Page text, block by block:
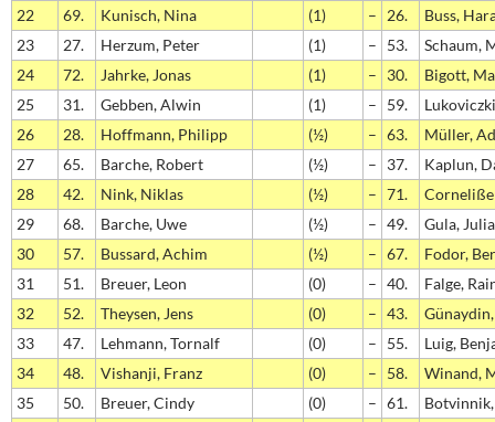
22 69. Kunisch, Nina (1) – 26.
Buss,
23
27. Herzum, Peter (1) – 53.
Schaum,
24
72. Jahrke, Jonas (1) – 30.
Bigott,
25
31. Gebben, Alwin (1) – 59.
26
28. Hoffmann, Philipp (½) – 63.
Müller,
27
65. Barche, Robert (½) – 37.
Kaplun,
28
42. Nink, Niklas (½) – 71.
29
68. Barche, Uwe (½) – 49.
Gula,
30
57. Bussard, Achim (½) – 67.
Fodor,
31
51. Breuer, Leon (0) – 40.
Falge,
32
52. Theysen, Jens (0) – 43.
33
47. Lehmann, Tornalf (0) – 55.
Luig,
34
48. Vishanji, Franz (0) – 58.
Winand,
35
50. Breuer, Cindy (0) – 61.